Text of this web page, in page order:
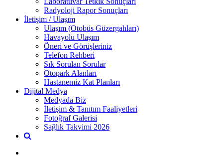
Radyoloji Rapor Sonuçları
İletişim / Ulaşım
Ulaşım (Otobüs Güzergahları)
Havayolu Ulaşım
Öneri ve Görüşleriniz
Telefon Rehberi
Sık Sorulan Sorular
Otopark Alanları
Hastanemiz Kat Planları
Dijital Medya
Medyada Biz
İletişim & Tanıtım Faaliyetleri
Fotoğraf Galerisi
Sağlık Takvimi 2026